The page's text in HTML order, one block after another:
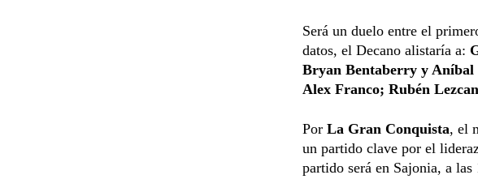
Será un duelo entre el
datos, el Decano alistaría a:
Bryan Bentaberry y
Alex Franco; Rubén
Por La Gran Conquista, el
un partido clave por el
partido será en Sajonia, a las